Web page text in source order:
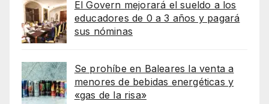
El Govern mejorará el sueldo a los
educadores de 0 a 3 años y pagará
sus nóminas
Se prohíbe en Baleares la venta a
menores de bebidas energéticas y
«gas de la risa»